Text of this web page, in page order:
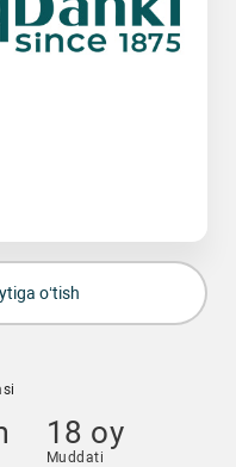
o‘tish
18 oy
Muddati